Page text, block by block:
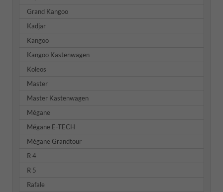
Grand Kangoo
Kadjar
Kangoo
Kangoo Kastenwagen
Koleos
Master
Master Kastenwagen
Mégane
Mégane E-TECH
Mégane Grandtour
R 4
R 5
Rafale